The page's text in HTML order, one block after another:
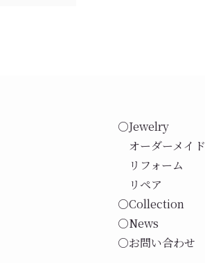
○Jewelry
オーダーメイド
リフォーム
リペア
○Collection
○News
○お問い合わせ